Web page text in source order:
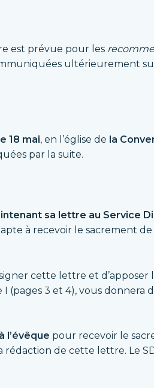
est prévue pour les
ultérieurement
18 mai, en l’église de la
par la suite.
sa lettre au Service
à recevoir le sacrement
cette lettre et d’apposer
(pages 3 et 4), vous donnera
l’évêque pour recevoir le
rédaction de cette lettre. Le